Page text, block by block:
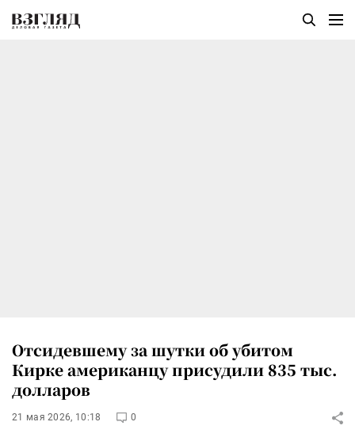
Отсидевшему за шутки об убитом
Кирке американцу присудили 835 тыс.
долларов
21 мая 2026, 10:18 0